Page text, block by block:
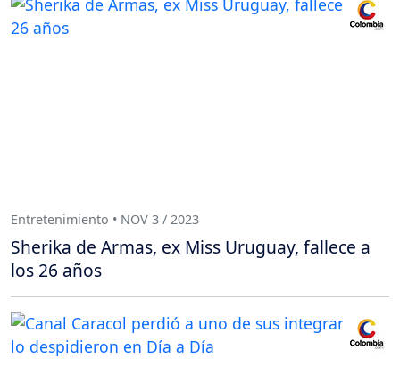
Entretenimiento • NOV 3 / 2023
Sherika de Armas, ex Miss Uruguay, fallece a
los 26 años